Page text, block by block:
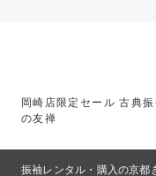
岡崎店限定セール 古典
の友禅
振袖レンタル・購入の京都